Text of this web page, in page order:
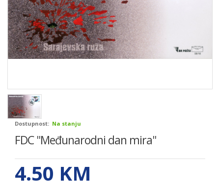
Dostupnost: Na stanju
FDC ''Međunarodni dan mira''
4.50 KM